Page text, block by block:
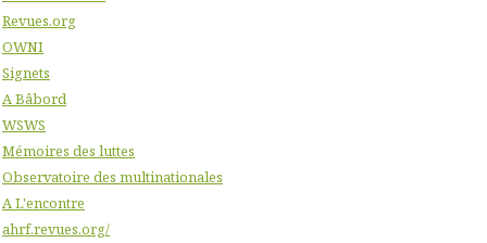
Revues.org
OWNI
Signets
A Bâbord
WSWS
Mémoires des luttes
Observatoire des multinationales
A L'encontre
ahrf.revues.org/